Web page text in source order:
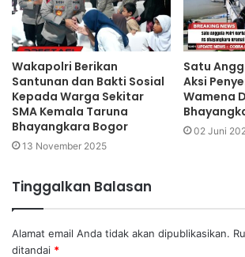
Wakapolri Berikan
Santunan dan Bakti Sosial
Kepada Warga Sekitar
SMA Kemala Taruna
Bhayangkara Bogor
13 November 2025
Satu
Aksi
Wamena
02 Juni
Tinggalkan Balasan
Alamat email Anda tidak akan dipublikasikan.
ditandai *